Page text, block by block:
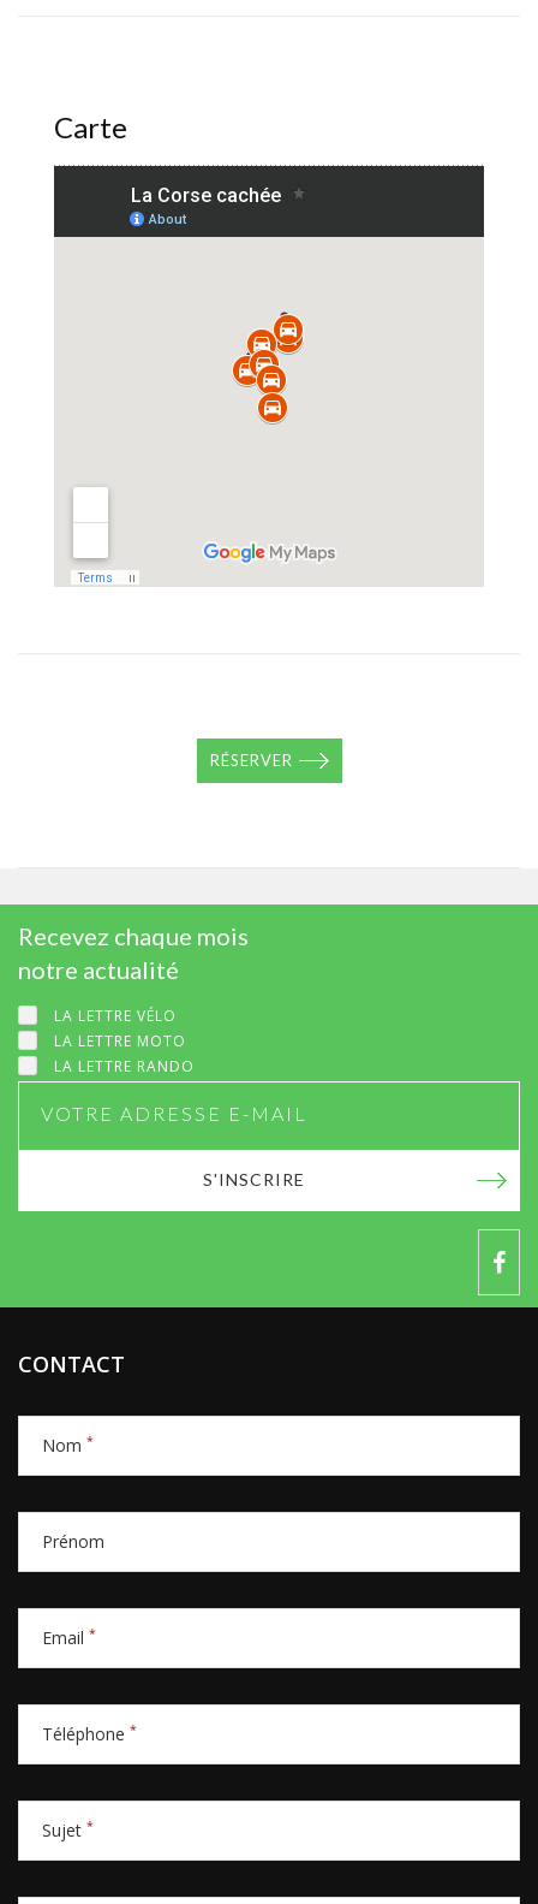
Carte
RÉSERVER
Recevez chaque mois
notre actualité
LA LETTRE VÉLO
LA LETTRE MOTO
LA LETTRE RANDO
S'INSCRIRE
CONTACT
Nom *
Prénom
Email *
Téléphone *
Sujet *